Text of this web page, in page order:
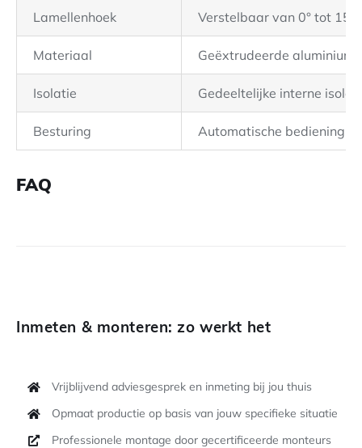
Lamellenhoek Verstelbaar van 0° tot
Materiaal Geëxtrudeerde
Isolatie Gedeeltelijke interne
Besturing Automatische bediening
FAQ
Inmeten & monteren: zo werkt het
Vrijblijvend adviesgesprek en inmeting bij jou thuis
Opmaat productie op basis van jouw specifieke situatie
Professionele montage door gecertificeerde monteurs